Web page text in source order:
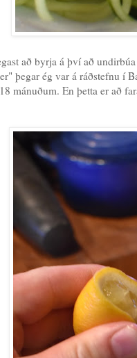
að byrja á því að
þegar ég var á ráðstefnu í
mánuðum. En þetta er að